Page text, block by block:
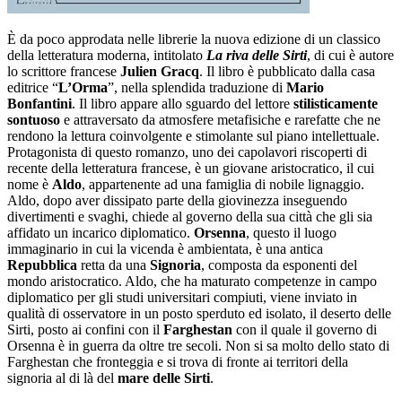
È da poco approdata nelle librerie la nuova edizione di un classico
della letteratura moderna, intitolato La riva delle Sirti, di cui è autore
lo scrittore francese Julien Gracq. Il libro è pubblicato dalla casa
editrice “L’Orma”, nella splendida traduzione di Mario
Bonfantini. Il libro appare allo sguardo del lettore stilisticamente
sontuoso e attraversato da atmosfere metafisiche e rarefatte che ne
rendono la lettura coinvolgente e stimolante sul piano intellettuale.
Protagonista di questo romanzo, uno dei capolavori riscoperti di
recente della letteratura francese, è un giovane aristocratico, il cui
nome è Aldo, appartenente ad una famiglia di nobile lignaggio.
Aldo, dopo aver dissipato parte della giovinezza inseguendo
divertimenti e svaghi, chiede al governo della sua città che gli sia
affidato un incarico diplomatico. Orsenna, questo il luogo
immaginario in cui la vicenda è ambientata, è una antica
Repubblica retta da una Signoria, composta da esponenti del
mondo aristocratico. Aldo, che ha maturato competenze in campo
diplomatico per gli studi universitari compiuti, viene inviato in
qualità di osservatore in un posto sperduto ed isolato, il deserto delle
Sirti, posto ai confini con il Farghestan con il quale il governo di
Orsenna è in guerra da oltre tre secoli. Non si sa molto dello stato di
Farghestan che fronteggia e si trova di fronte ai territori della
signoria al di là del mare delle Sirti.